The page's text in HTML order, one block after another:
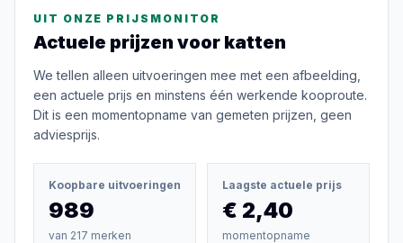
UIT ONZE PRIJSMONITOR
Actuele prijzen voor katten
We tellen alleen uitvoeringen mee met een afbeelding,
een actuele prijs en minstens één werkende kooproute.
Dit is een momentopname van gemeten prijzen, geen
adviesprijs.
Koopbare uitvoeringen
989
van 217 merken
Laagste actuele prijs
€ 2,40
momentopname